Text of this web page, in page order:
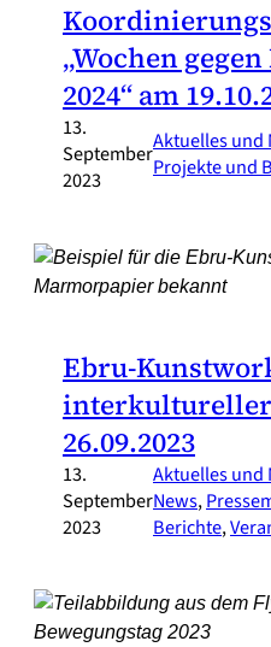
„Wochen
2024“ am
13.
September
2023
Aktuelles und
Projekte und
Ebru-
interkultureller
26.09.2023
13.
September
2023
Aktuelles und
News,
Berichte,